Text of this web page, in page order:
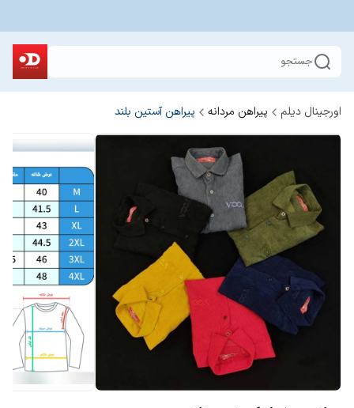
جستجو
اورجینال دیلم پیراهن مردانه پیراهن آستین بلند